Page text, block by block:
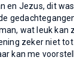
en Jezus, dit
wat leuk kan
zeker niet
kan me